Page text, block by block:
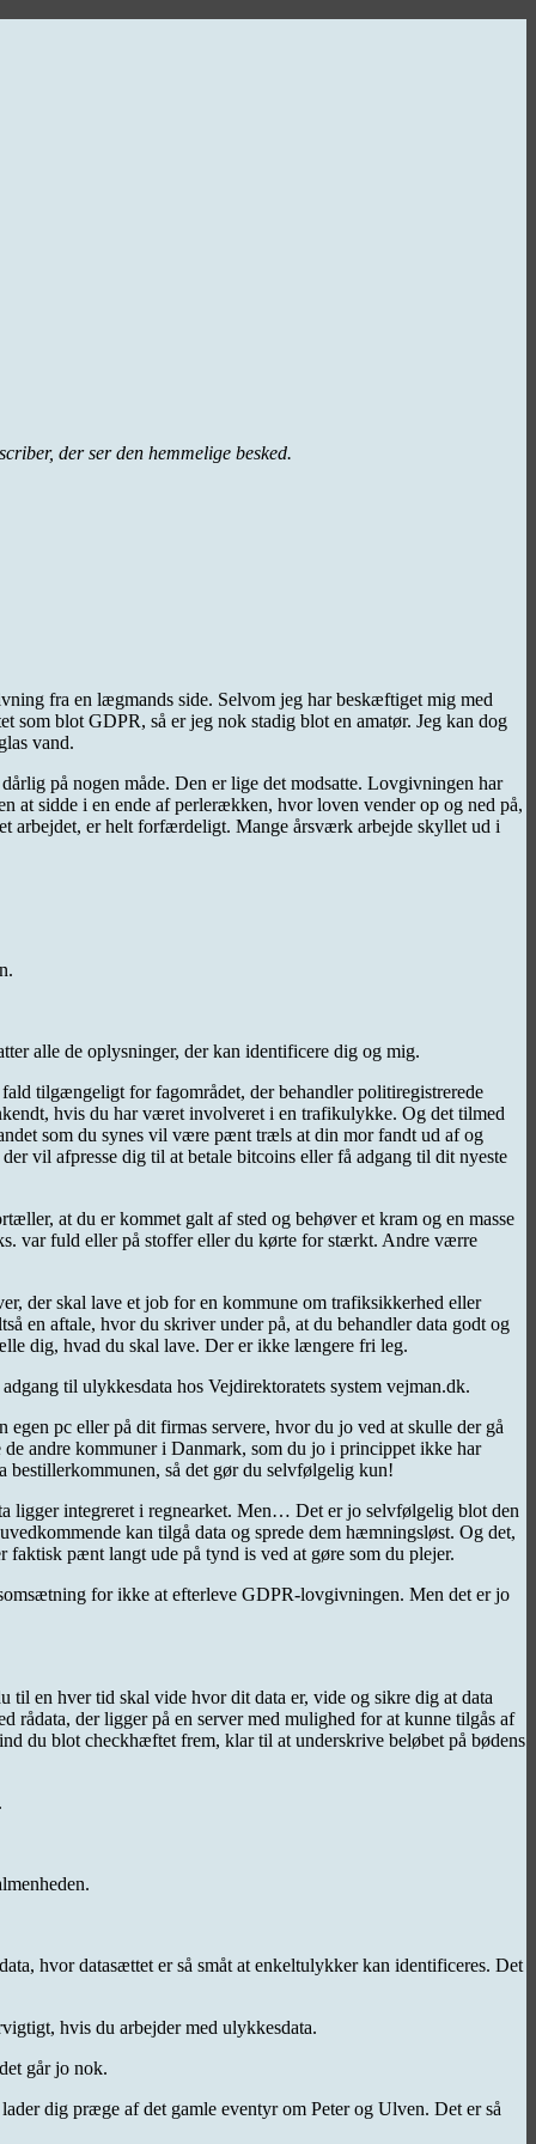
der ser den hemmelige besked.
fra en lægmands side. Selvom jeg har beskæftiget mig med
som blot GDPR, så er jeg nok stadig blot en amatør. Jeg kan dog
vand.
på nogen måde. Den er lige det modsatte. Lovgivningen har
at sidde i en ende af perlerækken, hvor loven vender op og ned på,
arbejdet, er helt forfærdeligt. Mange årsværk arbejde skyllet ud i
alle de oplysninger, der kan identificere dig og mig.
tilgængeligt for fagområdet, der behandler politiregistrerede
hvis du har været involveret i en trafikulykke. Og det tilmed
som du synes vil være pænt træls at din mor fandt ud af og
vil afpresse dig til at betale bitcoins eller få adgang til dit nyeste
at du er kommet galt af sted og behøver et kram og en masse
var fuld eller på stoffer eller du kørte for stærkt. Andre værre
der skal lave et job for en kommune om trafiksikkerhed eller
en aftale, hvor du skriver under på, at du behandler data godt og
dig, hvad du skal lave. Der er ikke længere fri leg.
til ulykkesdata hos Vejdirektoratets system vejman.dk.
pc eller på dit firmas servere, hvor du jo ved at skulle der gå
andre kommuner i Danmark, som du jo i princippet ikke har
bestillerkommunen, så det gør du selvfølgelig kun!
ligger integreret i regnearket. Men… Det er jo selvfølgelig blot den
kan tilgå data og sprede dem hæmningsløst. Og det,
pænt langt ude på tynd is ved at gøre som du plejer.
for ikke at efterleve GDPR-lovgivningen. Men det er jo
til en hver tid skal vide hvor dit data er, vide og sikre dig at data
rådata, der ligger på en server med mulighed for at kunne tilgås af
du blot checkhæftet frem, klar til at underskrive beløbet på bødens
hvor datasættet er så småt at enkeltulykker kan identificeres. Det
hvis du arbejder med ulykkesdata.
går jo nok.
dig præge af det gamle eventyr om Peter og Ulven. Det er så